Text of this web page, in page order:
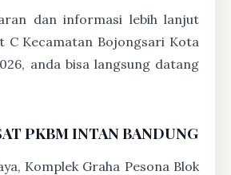
dan informasi lebih lanjut
C Kecamatan Bojongsari Kota
anda bisa langsung datang
PKBM INTAN BANDUNG
Komplek Graha Pesona Blok